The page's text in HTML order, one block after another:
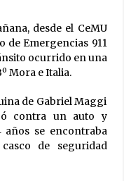
desde el CeMU
de Emergencias 911
ocurrido en una
Mora e Italia.
de Gabriel Maggi
contra un auto y
se encontraba
de seguridad